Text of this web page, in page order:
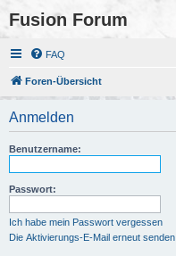
Fusion Forum
FAQ
Foren-Übersicht
Anmelden
Benutzername:
Passwort:
Ich habe mein Passwort vergessen
Die Aktivierungs-E-Mail erneut senden